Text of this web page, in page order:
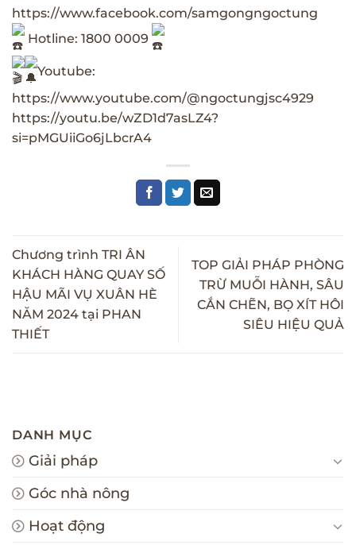
https://www.facebook.com/samgongngoctung
Hotline: 1800 0009
Youtube:
https://www.youtube.com/@ngoctungjsc4929
https://youtu.be/wZD1d7asLZ4?
si=pMGUiiGo6jLbcrA4
Chương trình TRI ÂN
KHÁCH HÀNG QUAY SỐ
HẬU MÃI VỤ XUÂN HÈ
NĂM 2024 tại PHAN
THIẾT
TOP GIẢI PHÁP PHÒNG
TRỪ MUỖI HÀNH, SÂU
CẮN CHẼN, BỌ XÍT HÔI
SIÊU HIỆU QUẢ
DANH MỤC
Giải pháp
Góc nhà nông
Hoạt động